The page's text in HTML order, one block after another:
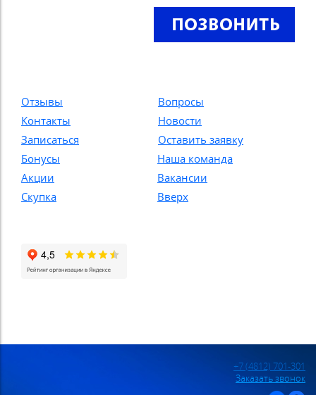
Отзывы
Вопросы
Контакты
Новости
Записаться
Оставить заявку
Бонусы
Наша команда
Акции
Вакансии
Скупка
Вверх
+7 (4812) 701-301
Заказать звонок